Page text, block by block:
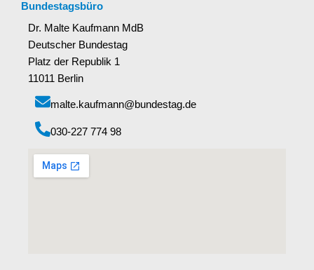
Bundestagsbüro
Dr. Malte Kaufmann MdB
Deutscher Bundestag
Platz der Republik 1
11011 Berlin
malte.kaufmann@bundestag.de
‭030-227 774 98‬